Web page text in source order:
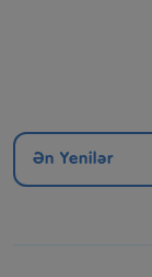
Ən Yenilər